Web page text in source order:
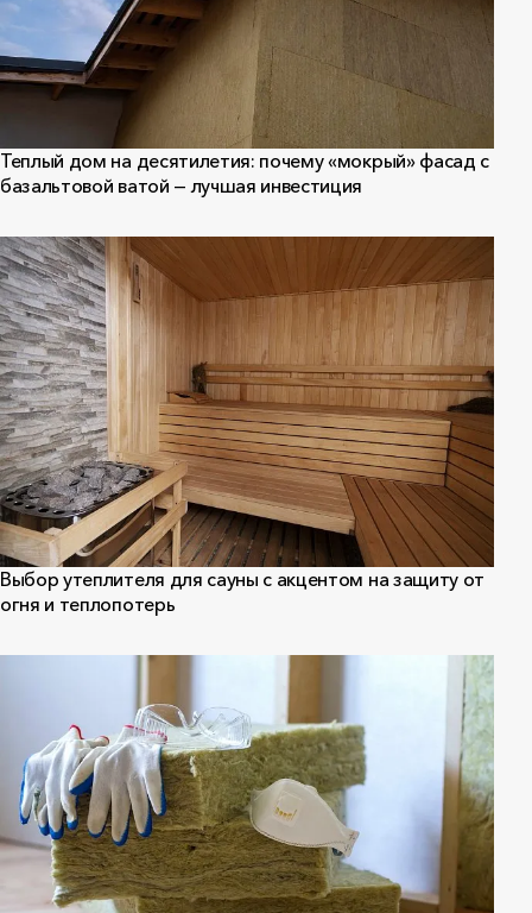
Теплый дом на десятилетия: почему «мокрый» фасад с
базальтовой ватой — лучшая инвестиция
Выбор утеплителя для сауны с акцентом на защиту от
огня и теплопотерь